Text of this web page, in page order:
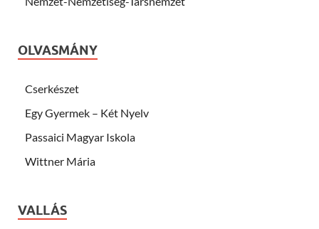
OLVASMÁNY
Cserkészet
Egy Gyermek – Két Nyelv
Passaici Magyar Iskola
Wittner Mária
VALLÁS